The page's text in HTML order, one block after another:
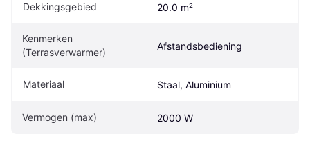
Dekkingsgebied 20.0 m²
Kenmerken
(Terrasverwarmer)
Afstandsbediening
Materiaal Staal, Aluminium
Vermogen (max) 2000 W